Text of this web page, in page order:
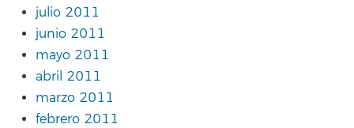
julio 2011
junio 2011
mayo 2011
abril 2011
marzo 2011
febrero 2011